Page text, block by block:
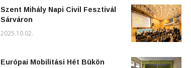
Szent Mihály Napi Civil Fesztivál
Sárváron
2025.10.02.
Európai Mobilitási Hét Bükön